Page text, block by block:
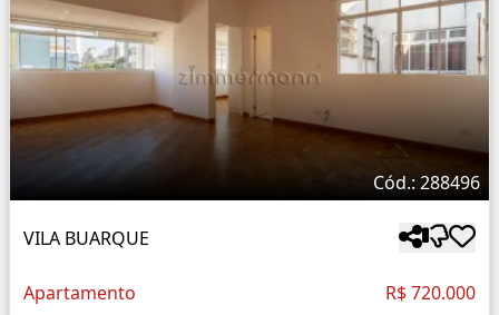
Cód.: 288496
VILA BUARQUE
Apartamento R$ 720.000